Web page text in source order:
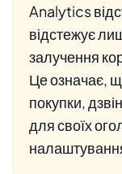
Analytics
відстежує
залучення
Це означає,
покупки,
для своїх